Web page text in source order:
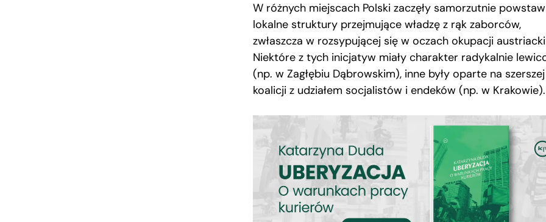
W różnych miejscach Polski zaczęły samorzutnie
lokalne struktury przejmujące władzę z rąk zaborców,
zwłaszcza w rozsypującej się w oczach okupacji
Niektóre z tych inicjatyw miały charakter radykalnie
(np. w Zagłębiu Dąbrowskim), inne były oparte na szerszej
koalicji z udziałem socjalistów i endeków (np. w Krakowie).